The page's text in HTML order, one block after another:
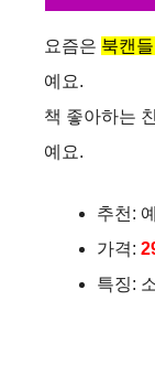
요즘은 북캔
예요.
책 좋아하는
예요.
추천:
가격:
특징: